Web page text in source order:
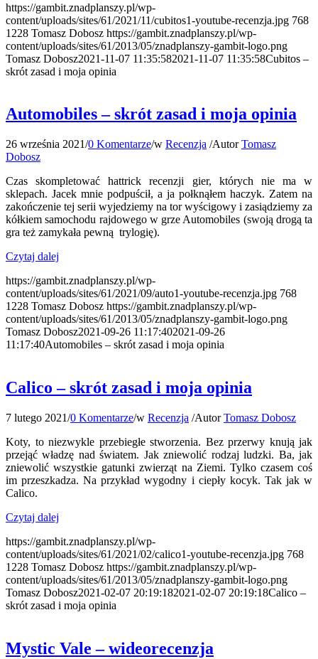
https://gambit.znadplanszy.pl/wp-
content/uploads/sites/61/2021/11/cubitos1-youtube-recenzja.jpg 768
1228 Tomasz Dobosz https://gambit.znadplanszy.pl/wp-
content/uploads/sites/61/2013/05/znadplanszy-gambit-logo.png
Tomasz Dobosz2021-11-07 11:35:582021-11-07 11:35:58Cubitos –
skrót zasad i moja opinia
Automobiles – skrót zasad i moja opinia
26 września 2021/0 Komentarze/w Recenzja /AutorTomasz
Dobosz
Czas skompletować hattrick recenzji gier, których nie ma w
sklepach. Jacek mnie podpuścił, a ja połknąłem haczyk. Zatem na
zakończenie tej serii wyjedziemy na tor wyścigowy i zasiądziemy za
kółkiem samochodu rajdowego w grze Automobiles (swoją drogą ta
gra też zamykała pewną trylogię).
Czytaj dalej
https://gambit.znadplanszy.pl/wp-
content/uploads/sites/61/2021/09/auto1-youtube-recenzja.jpg 768
1228 Tomasz Dobosz https://gambit.znadplanszy.pl/wp-
content/uploads/sites/61/2013/05/znadplanszy-gambit-logo.png
Tomasz Dobosz2021-09-26 11:17:402021-09-26
11:17:40Automobiles – skrót zasad i moja opinia
Calico – skrót zasad i moja opinia
7 lutego 2021/0 Komentarze/w Recenzja /AutorTomasz Dobosz
Koty, to niezwykle przebiegłe stworzenia. Bez przerwy knują jak
przejąć władzę nad światem. Jak zniewolić rodzaj ludzki. Ba, jak
zniewolić wszystkie gatunki zwierząt na Ziemi. Tylko czasem coś
im przeszkadza. Na przykład wygodny i ciepły kocyk. Tak jak w
Calico.
Czytaj dalej
https://gambit.znadplanszy.pl/wp-
content/uploads/sites/61/2021/02/calico1-youtube-recenzja.jpg 768
1228 Tomasz Dobosz https://gambit.znadplanszy.pl/wp-
content/uploads/sites/61/2013/05/znadplanszy-gambit-logo.png
Tomasz Dobosz2021-02-07 20:19:182021-02-07 20:19:18Calico –
skrót zasad i moja opinia
Mystic Vale – wideorecenzja